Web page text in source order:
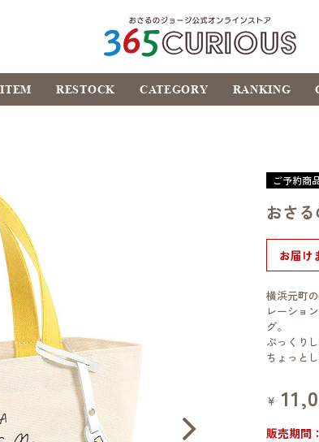
おさるのジョージ公式オ
ンラインストア
RESTOCK CATEGORY RANKING
ご予約商
おさ
お届け
横浜元町
レーショ
グ。
ぷっくり
ちょっと
¥
販売期間